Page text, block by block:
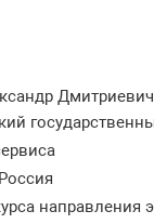
Дмитриевич
направления